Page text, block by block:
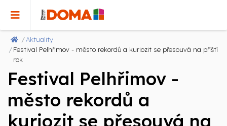
Aktuality
Festival Pelhřimov - město rekordů a kuriozit se přesouvá na příští
rok
Festival Pelhřimov -
město rekordů a
kuriozit se přesouvá na